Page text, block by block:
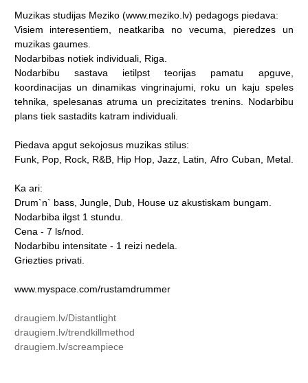
Muzikas studijas Meziko (www.meziko.lv) pedagogs piedava:
Visiem
interesentiem, neatkariba no vecuma, pieredzes
un
muzikas gaumes.
Nodarbibas notiek individuali, Riga.
Nodarbibu
sastava ietilpst teorijas pamatu
apguve,
koordinacijas un dinamikas vingrinajumi, roku un kaju speles
tehnika,
spelesanas atruma un precizitates trenins.
Nodarbibu
plans tiek sastadits katram individuali.
Piedava apgut sekojosus muzikas stilus:
Funk, Pop, Rock, R&B, Hip Hop, Jazz, Latin, Afro Cuban, Metal.
Ka ari:
Drum`n` bass, Jungle, Dub, House uz akustiskam bungam.
Nodarbiba ilgst 1 stundu.
Cena - 7 ls/nod.
Nodarbibu intensitate - 1 reizi nedela.
Griezties privati.
www.myspace.com/rustamdrummer
draugiem.lv/Distantlight
draugiem.lv/trendkillmethod
draugiem.lv/screampiece